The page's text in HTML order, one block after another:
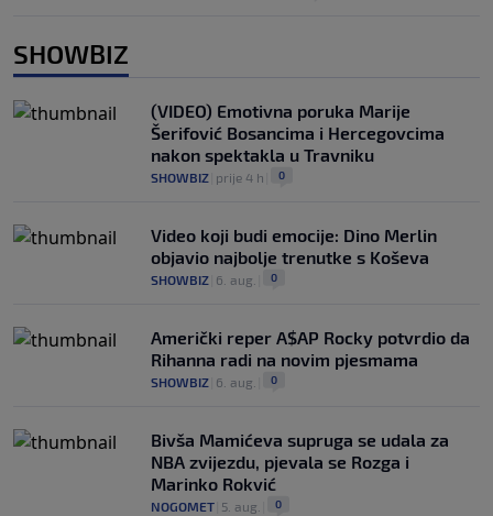
SHOWBIZ
(VIDEO) Emotivna poruka Marije
Šerifović Bosancima i Hercegovcima
nakon spektakla u Travniku
SHOWBIZ prije 4 h 0
Video koji budi emocije: Dino Merlin
objavio najbolje trenutke s Koševa
SHOWBIZ 6. aug. 0
Američki reper A$AP Rocky potvrdio da
Rihanna radi na novim pjesmama
SHOWBIZ 6. aug. 0
Bivša Mamićeva supruga se udala za
NBA zvijezdu, pjevala se Rozga i
Marinko Rokvić
NOGOMET 5. aug. 0